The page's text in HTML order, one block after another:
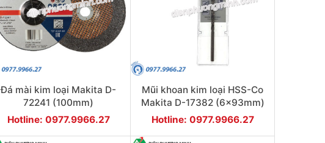
Đá mài kim loại Makita D-
72241 (100mm)
Hotline: 0977.9966.27
Mũi khoan kim loại HSS-Co
Makita D-17382 (6x93mm)
Hotline: 0977.9966.27